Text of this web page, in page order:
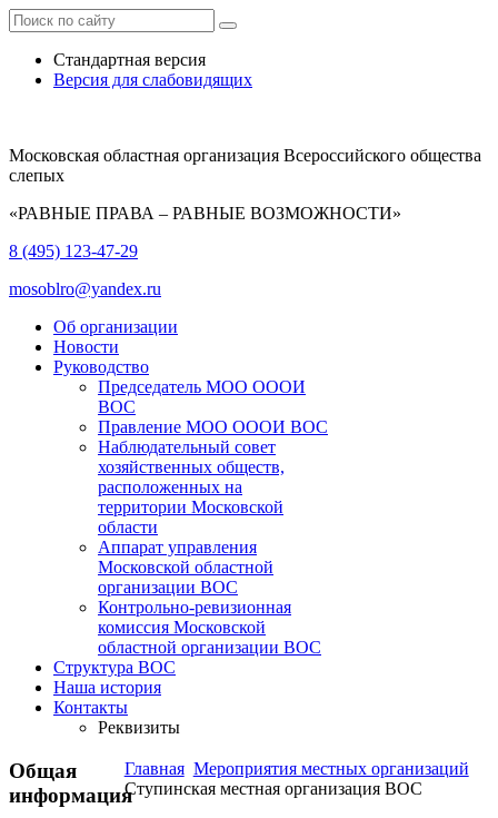
Стандартная версия
Версия для слабовидящих
Московская областная организация Всероссийского общества
слепых
«РАВНЫЕ ПРАВА – РАВНЫЕ ВОЗМОЖНОСТИ»
8 (495) 123-47-29
mosoblro@yandex.ru
Об организации
Новости
Руководство
Председатель МОО ОООИ
ВОС
Правление МОО ОООИ ВОС
Наблюдательный совет
хозяйственных обществ,
расположенных на
территории Московской
области
Аппарат управления
Московской областной
организации ВОС
Контрольно-ревизионная
комиссия Московской
областной организации ВОС
Структура ВОС
Наша история
Контакты
Реквизиты
Главная Мероприятия местных организаций
Ступинская местная организация ВОС
Общая
информация